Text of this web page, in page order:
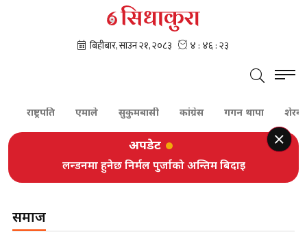
एमाले सुकुमबासी कांग्रेस गगन थापा शेरबहादुर
अपडेट
लन्डनमा हुनेछ निर्मल पुर्जाको अन्तिम बिदाइ
समाज